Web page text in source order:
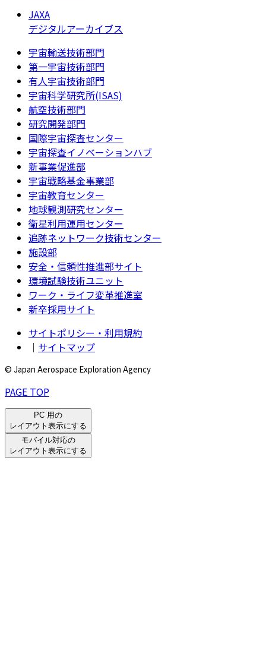
JAXA
デジタルアーカイブス
宇宙輸送技術部門
第一宇宙技術部門
有人宇宙技術部門
宇宙科学研究所(ISAS)
航空技術部門
研究開発部門
国際宇宙探査センター
宇宙探査イノベーションハブ
新事業促進部
宇宙戦略基金事業部
宇宙教育センター
地球観測研究センター
衛星利用運用センター
追跡ネットワーク技術センター
施設部
安全・信頼性推進部サイト
環境試験技術ユニット
ワーク・ライフ変革推進室
新卒採用サイト
サイトポリシー・利用規約
｜ サイトマップ
© Japan Aerospace Exploration Agency
PAGE TOP
PC 用の
レイアウト表示にする
モバイル対応の
レイアウト表示にする